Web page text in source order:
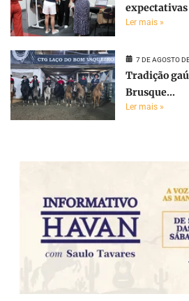
Ler mais »
7 DE AGOSTO
Tradição
Brusque...
Ler mais »